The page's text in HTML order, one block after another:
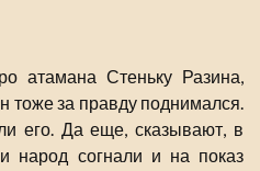
атамана Стеньку Разина,
тоже за правду поднимался.
его. Да еще, сказывают, в
народ согнали и на показ